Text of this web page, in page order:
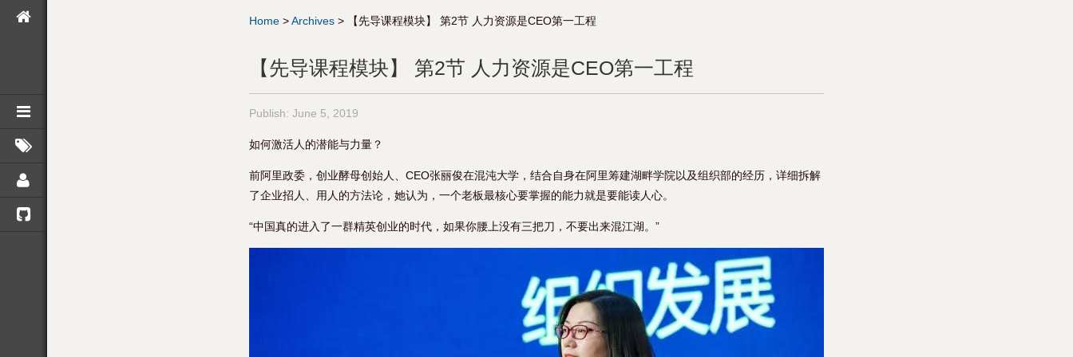
Home >Archives > 【先导课程模块】 第2节 人力资源是CEO第一工程
【先导课程模块】 第2节 人力资源是CEO第一工程
Publish: June 5, 2019
如何激活人的潜能与力量？
前阿里政委，创业酵母创始人、CEO张丽俊在混沌大学，结合自身在阿里筹建湖畔学院以及组织部的经历，详细拆解
了企业招人、用人的方法论，她认为，一个老板最核心要掌握的能力就是要能读人心。
“中国真的进入了一群精英创业的时代，如果你腰上没有三把刀，不要出来混江湖。”